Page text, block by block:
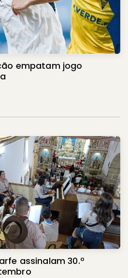
empatam jogo
assinalam 30.º